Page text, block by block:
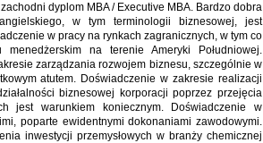
dyplom MBA / Executive MBA. Bardzo dobra
w tym terminologii biznesowej, jest
w pracy na rynkach zagranicznych, w tym co
na terenie Ameryki Południowej.
zarządzania rozwojem biznesu, szczególnie w
atutem. Doświadczenie w zakresie realizacji
biznesowej korporacji poprzez przejęcia
jest warunkiem koniecznym. Doświadczenie w
poparte ewidentnymi dokonaniami zawodowymi.
inwestycji przemysłowych w branży chemicznej